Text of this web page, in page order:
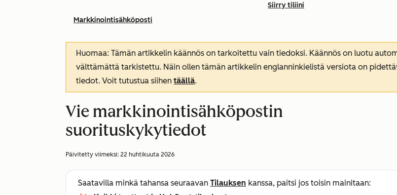
Siirry tiliini
Markkinointisähköposti
Huomaa: Tämän artikkelin käännös on tarkoitettu vain tiedoksi. Käännös on luotu
välttämättä tarkistettu. Näin ollen tämän artikkelin englanninkielistä versiota on
tiedot. Voit tutustua siihen täällä.
Vie markkinointisähköpostin
suorituskykytiedot
Päivitetty viimeksi: 22 huhtikuuta 2026
Saatavilla minkä tahansa seuraavan Tilauksen kanssa, paitsi jos toisin mainitaan: